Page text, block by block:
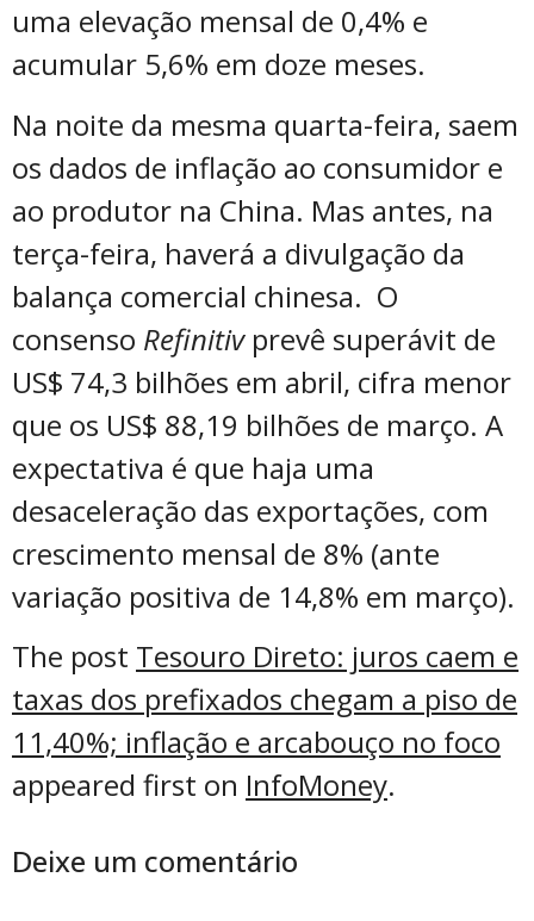
uma elevação mensal de 0,4% e
acumular 5,6% em doze meses.
Na noite da mesma quarta-feira, saem
os dados de inflação ao consumidor e
ao produtor na China. Mas antes, na
terça-feira, haverá a divulgação da
balança comercial chinesa. O
consenso Refinitivprevê superávit de
US$ 74,3 bilhões em abril, cifra menor
que os US$ 88,19 bilhões de março. A
expectativa é que haja uma
desaceleração das exportações, com
crescimento mensal de 8% (ante
variação positiva de 14,8% em março).
The post Tesouro Direto: juros caem e
taxas dos prefixados chegam a piso de
11,40%; inflação e arcabouço no foco
appeared first on InfoMoney.
Deixe um comentário